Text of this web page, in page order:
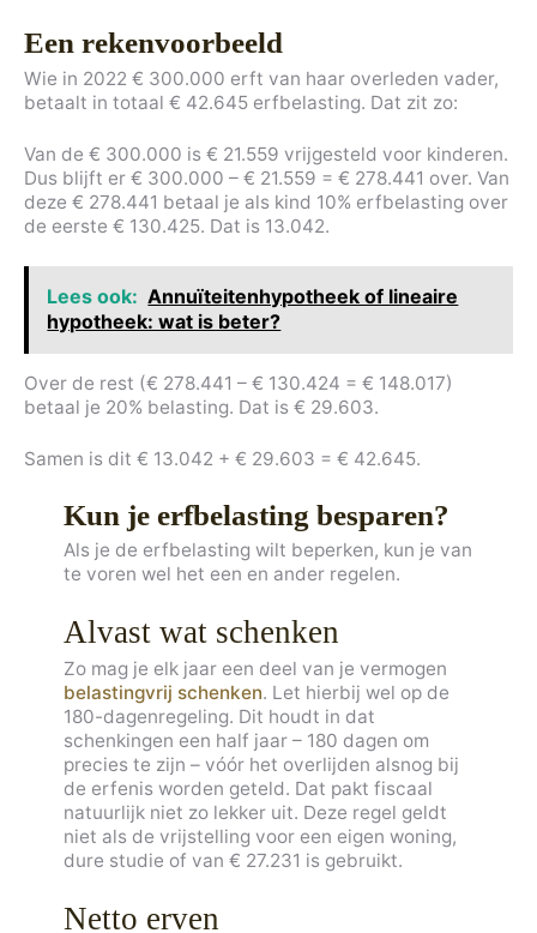
Een rekenvoorbeeld
Wie in 2022 € 300.000 erft van haar overleden vader,
betaalt in totaal € 42.645 erfbelasting. Dat zit zo:
Van de € 300.000 is € 21.559 vrijgesteld voor kinderen.
Dus blijft er € 300.000 – € 21.559 = € 278.441 over. Van
deze € 278.441 betaal je als kind 10% erfbelasting over
de eerste € 130.425. Dat is 13.042.
Lees ook: Annuïteitenhypotheek of lineaire
hypotheek: wat is beter?
Over de rest (€ 278.441 – € 130.424 = € 148.017)
betaal je 20% belasting. Dat is € 29.603.
Samen is dit € 13.042 + € 29.603 = € 42.645.
Kun je erfbelasting besparen?
Als je de erfbelasting wilt beperken, kun je van
te voren wel het een en ander regelen.
Alvast wat schenken
Zo mag je elk jaar een deel van je vermogen
belastingvrij schenken. Let hierbij wel op de
180-dagenregeling. Dit houdt in dat
schenkingen een half jaar – 180 dagen om
precies te zijn – vóór het overlijden alsnog bij
de erfenis worden geteld. Dat pakt fiscaal
natuurlijk niet zo lekker uit. Deze regel geldt
niet als de vrijstelling voor een eigen woning,
dure studie of van € 27.231 is gebruikt.
Netto erven